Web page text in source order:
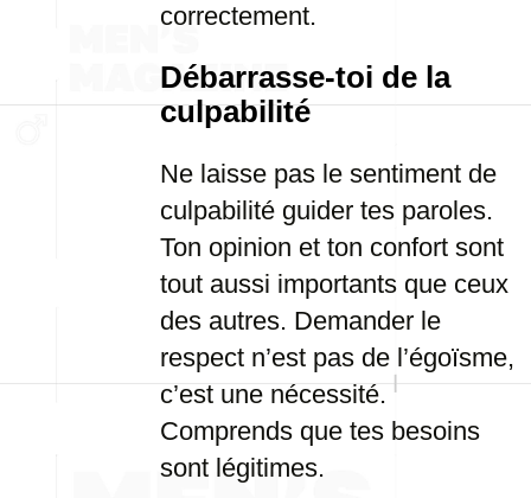
correctement.
Débarrasse-toi de la
culpabilité
Ne laisse pas le sentiment de
culpabilité guider tes paroles.
Ton opinion et ton confort sont
tout aussi importants que ceux
des autres. Demander le
respect n’est pas de l’égoïsme,
c’est une nécessité.
Comprends que tes besoins
sont légitimes.